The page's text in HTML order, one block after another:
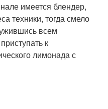
имеется блендер,
техники, тогда смело
всем
к
лимонада с